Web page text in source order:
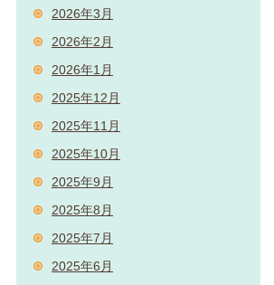
2026年3月
2026年2月
2026年1月
2025年12月
2025年11月
2025年10月
2025年9月
2025年8月
2025年7月
2025年6月